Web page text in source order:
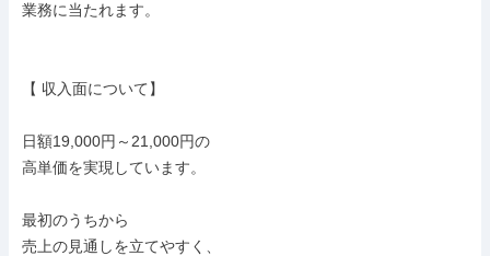
業務に当たれます。
【 収入面について】
日額19,000円～21,000円の
高単価を実現しています。
最初のうちから
売上の見通しを立てやすく、